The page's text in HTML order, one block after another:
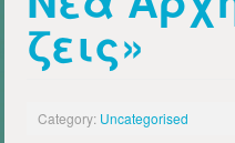
ζεις»
Category: Uncategorised